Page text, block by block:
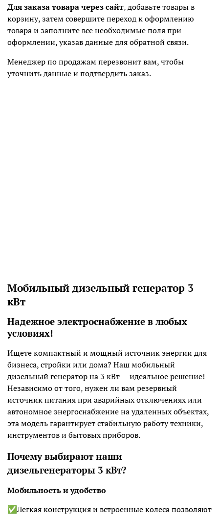
Для заказа товара через сайт, добавьте товары в
корзину, затем совершите переход к оформлению
товара и заполните все необходимые поля при
оформлении, указав данные для обратной связи.
Менеджер по продажам перезвонит вам, чтобы
уточнить данные и подтвердить заказ.
Мобильный дизельный генератор 3
кВт
Надежное электроснабжение в любых
условиях!
Ищете компактный и мощный источник энергии для
бизнеса, стройки или дома? Наш мобильный
дизельный генератор на 3 кВт — идеальное решение!
Независимо от того, нужен ли вам резервный
источник питания при аварийных отключениях или
автономное энергоснабжение на удаленных объектах,
эта модель гарантирует стабильную работу техники,
инструментов и бытовых приборов.
Почему выбирают наши
дизельгенераторы 3 кВт?
Мобильность и удобство
✅Легкая конструкция и встроенные колеса позволяют